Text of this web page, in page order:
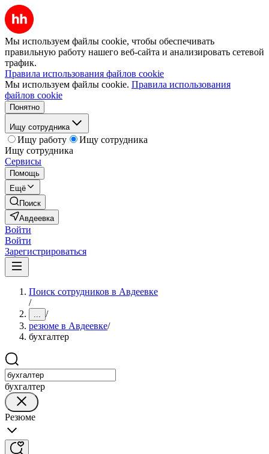
Мы используем файлы cookie, чтобы обеспечивать
правильную работу нашего веб-сайта и анализировать сетевой
трафик.
Правила использования файлов cookie
Мы используем файлы cookie. Правила использования
файлов cookie
Понятно
Ищу сотрудника
Ищу работу
Ищу сотрудника
Ищу сотрудника
Сервисы
Помощь
Ещё
Поиск
Авдеевка
Войти
Войти
Зарегистрироваться
Поиск сотрудников в Авдеевке
/
... /
резюме в Авдеевке/
бухгалтер
бухгалтер
Резюме